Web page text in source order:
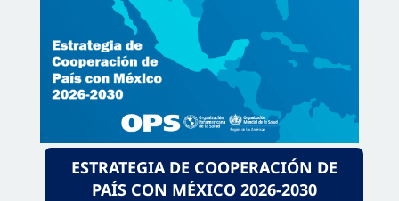
ESTRATEGIA DE COOPERACIÓN DE
PAÍS CON MÉXICO 2026-2030